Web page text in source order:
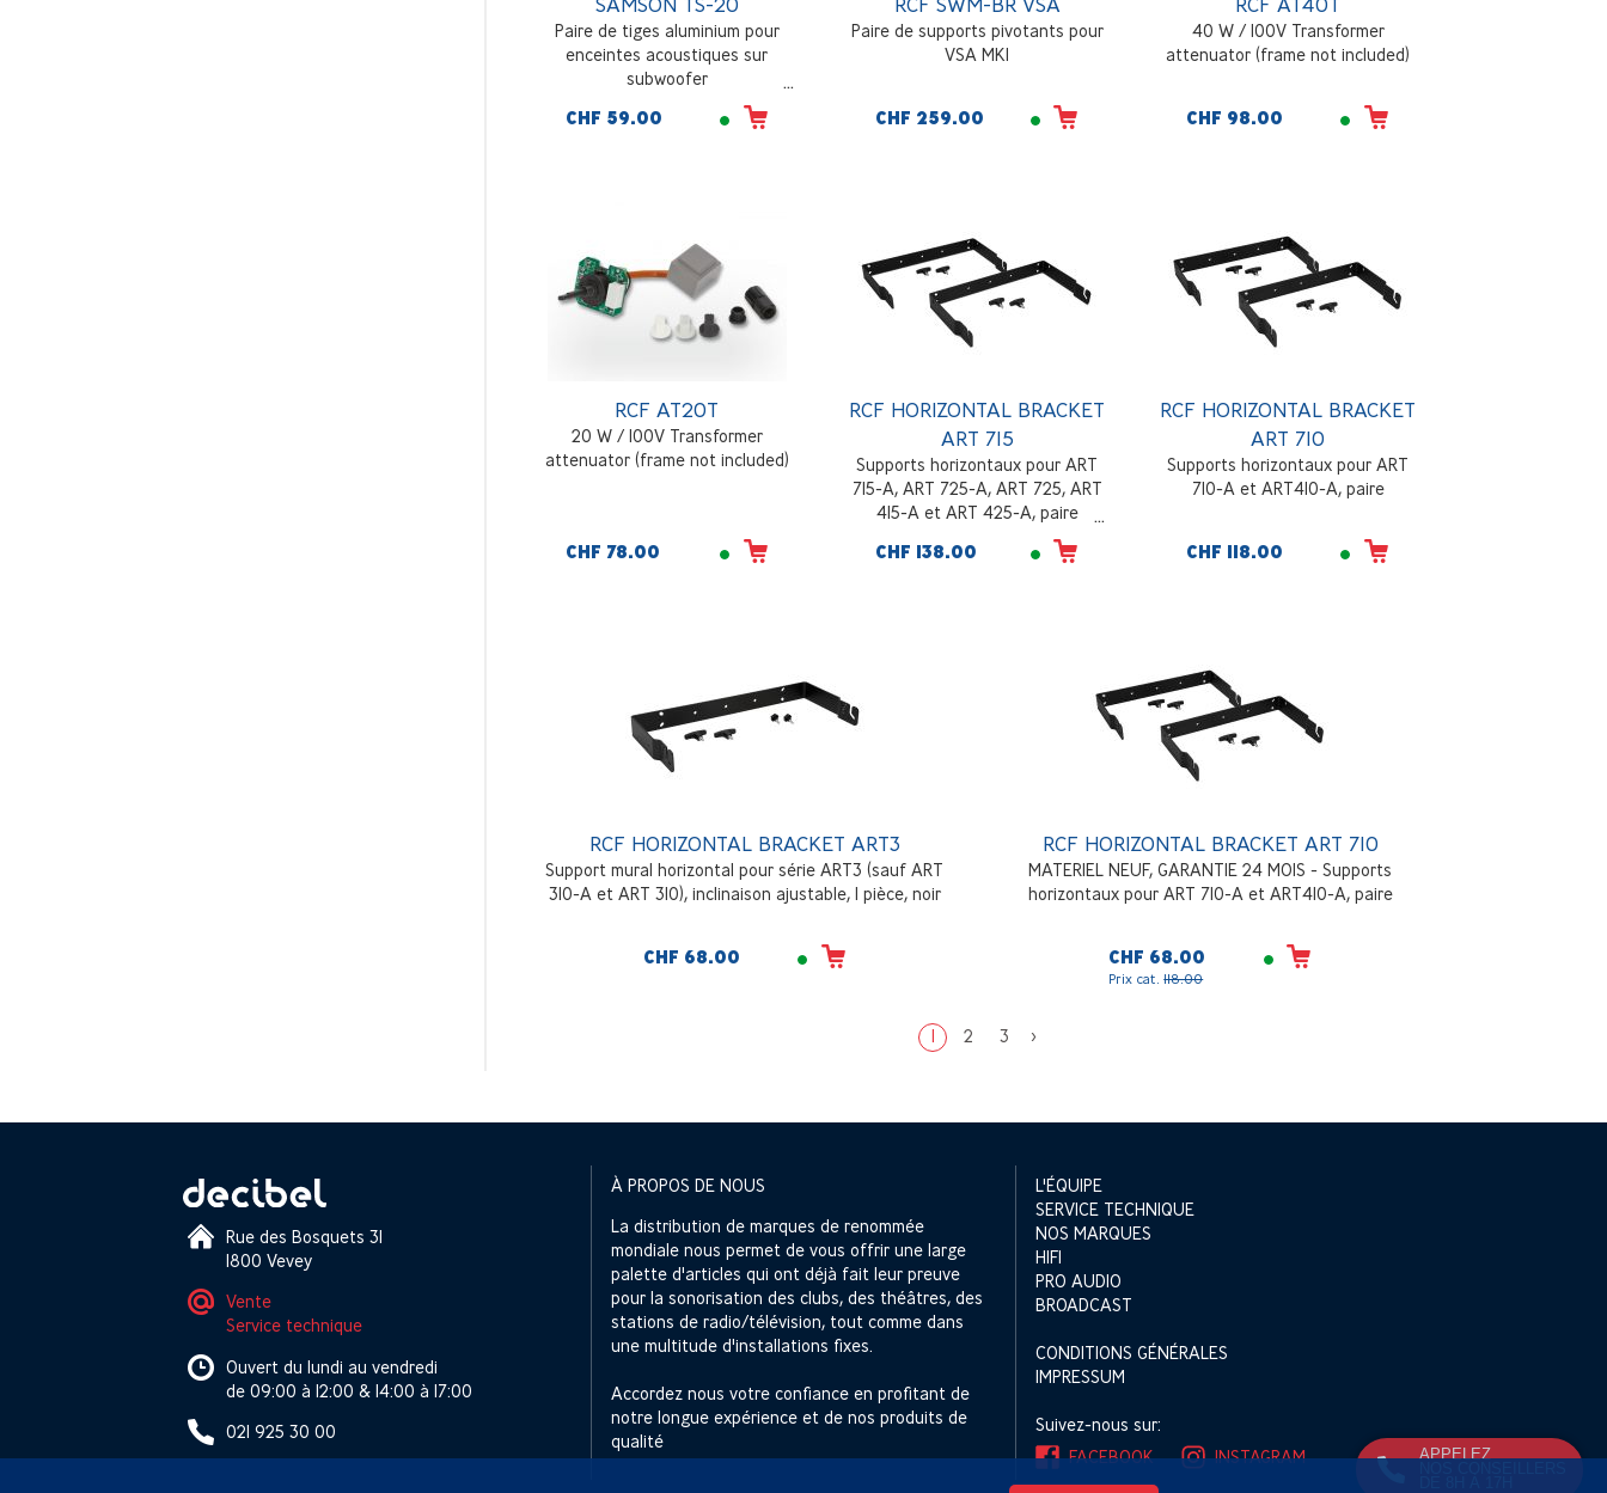
Paire de tiges aluminium pour
enceintes acoustiques sur
subwoofer
CHF 59.00
Paire de supports pivotants pour
VSA MKI
CHF 259.00
40 W / 100V Transformer
attenuator (frame not included)
CHF 98.00
RCF AT20T
20 W / 100V Transformer
attenuator (frame not included)
CHF 78.00
RCF HORIZONTAL BRACKET
ART 715
Supports horizontaux pour ART
715-A, ART 725-A, ART 725, ART
415-A et ART 425-A, paire
CHF 138.00
RCF HORIZONTAL BRACKET
ART 710
Supports horizontaux pour ART
710-A et ART410-A, paire
CHF 118.00
RCF HORIZONTAL BRACKET ART3
Support mural horizontal pour série ART3 (sauf ART
310-A et ART 310), inclinaison ajustable, 1 pièce, noir
CHF 68.00
RCF HORIZONTAL BRACKET ART 710
MATERIEL NEUF, GARANTIE 24 MOIS - Supports
horizontaux pour ART 710-A et ART410-A, paire
CHF 68.00
Prix cat.118.00
1 2 3 >
Rue des Bosquets 31
1800 Vevey
Vente
Service technique
Ouvert du lundi au vendredi
de 09:00 à 12:00 & 14:00 à 17:00
021 925 30 00
À PROPOS DE NOUS
La distribution de marques de renommée
mondiale nous permet de vous offrir une large
palette d'articles qui ont déjà fait leur preuve
pour la sonorisation des clubs, des théâtres, des
stations de radio/télévision, tout comme dans
une multitude d'installations fixes.
Accordez nous votre confiance en profitant de
notre longue expérience et de nos produits de
qualité
L'ÉQUIPE
SERVICE TECHNIQUE
NOS MARQUES
HIFI
PRO AUDIO
BROADCAST
CONDITIONS GÉNÉRALES
IMPRESSUM
Suivez-nous sur:
FACEBOOK
INSTAGRAM
APPELEZ